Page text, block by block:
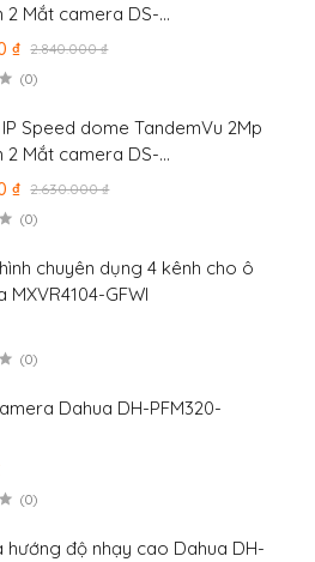
2 Mắt camera DS-
E/14
₫ 2.840.000 ₫
(0)
Speed dome TandemVu 2Mp
2 Mắt camera DS-
E/12
₫ 2.630.000 ₫
(0)
chuyên dụng 4 kênh cho ô
MXVR4104-GFWI
(0)
Dahua DH-PFM320-
(0)
hướng độ nhạy cao Dahua DH-